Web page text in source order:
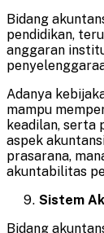
Bidang
pendidikan,
anggaran
Adanya
mampu
keadilan, serta
aspek
prasarana,
akuntabilitas
Sistem
Bidang